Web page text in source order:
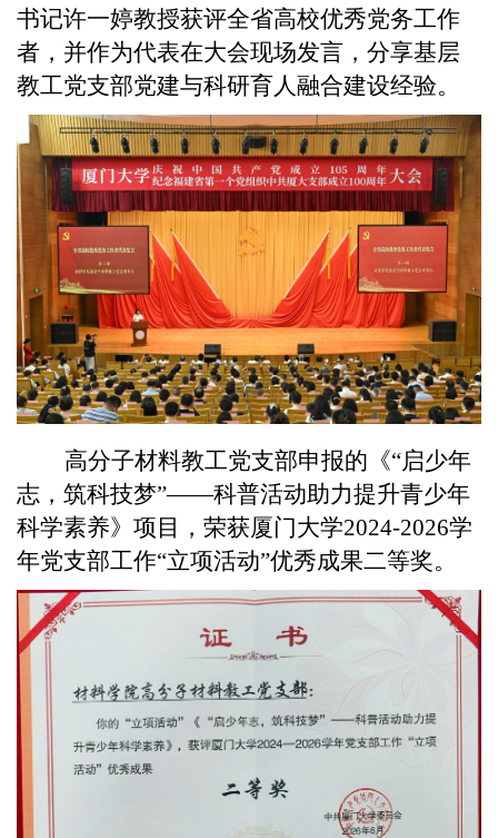
书记许一婷教授获评全省高校优秀党务工作
者，并作为代表在大会现场发言，分享基层
教工党支部党建与科研育人融合建设经验。
高分子材料教工党支部申报的《“启少年
志，筑科技梦”——科普活动助力提升青少年
科学素养》项目，荣获厦门大学2024-2026学
年党支部工作“立项活动”优秀成果二等奖。